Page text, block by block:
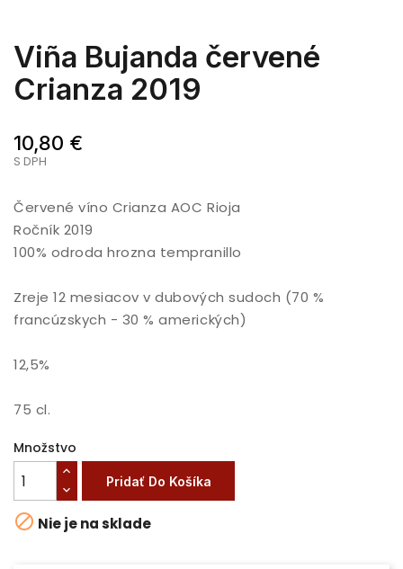
Viña Bujanda červené
Crianza 2019
10,80 €
S DPH
Červené víno Crianza AOC Rioja
Ročník 2019
100% odroda hrozna tempranillo
Zreje 12 mesiacov v dubových sudoch (70 %
francúzskych - 30 % amerických)
12,5%
75 cl.
Množstvo
Pridať Do Košíka
 Nie je na sklade